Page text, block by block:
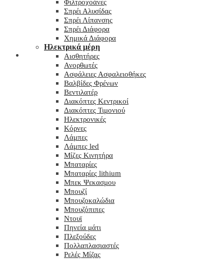
Φιλτροχοάνες
Σπρέι Αλυσίδας
Σπρέι Λίπανσης
Σπρέι Διάφορα
Χημικά Διάφορα
Hλεκτρικά μέρη
Αισθητήρες
Ανορθωτές
Ασφάλειες Ασφαλειοθήκες
Βαλβίδες Φρένων
Βεντιλατέρ
Διακόπτες Κεντρικοί
Διακόπτες Τιμονιού
Ηλεκτρονικές
Κόρνες
Λάμπες
Λάμπες led
Μίζες Κινητήρα
Μπαταρίες
Μπαταρίες lithium
Μπεκ Ψεκασμου
Μπουζί
Μπουζοκαλώδια
Μπουζόπιπες
Ντουϊ
Πηνεία μάτι
Πλεξούδες
Πολλαπλασιαστές
Ρελές Μίζας